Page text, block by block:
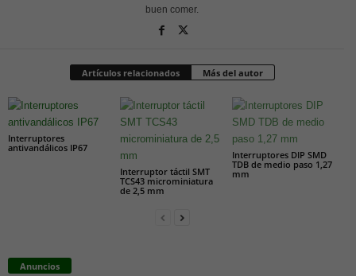
buen comer.
Artículos relacionados Más del autor
Interruptores
antivandálicos IP67
Interruptor táctil SMT
TCS43 microminiatura
de 2,5 mm
Interruptores DIP SMD
TDB de medio paso 1,27
mm
Anuncios